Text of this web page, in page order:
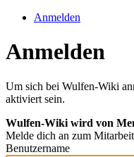
Anmelden
Anmelden
Um sich bei Wulfen-Wiki
aktiviert sein.
Wulfen-Wiki wird von
Melde dich an zum
Benutzername